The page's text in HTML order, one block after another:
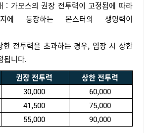
에 등장하는 몬스터의 생명력이
됩니다.
권장 전투력
상한 전투력
30,000
60,000
41,500
75,000
55,000 90,000